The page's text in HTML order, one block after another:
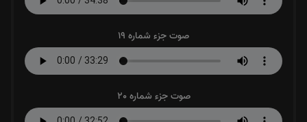
صوت جزء شماره 19
صوت جزء شماره 20